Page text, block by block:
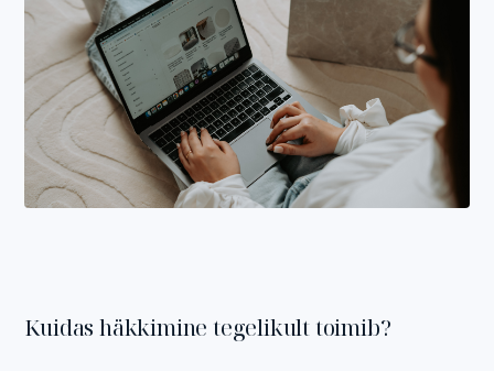
Kuidas häkkimine tegelikult toimib?